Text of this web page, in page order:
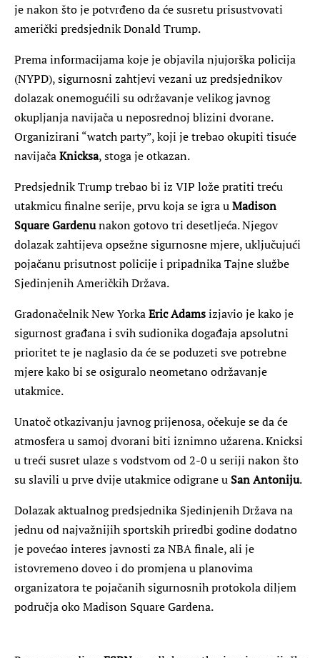
je nakon što je potvrđeno da će susretu prisustvovati
američki predsjednik Donald Trump.
Prema informacijama koje je objavila njujorška policija
(NYPD), sigurnosni zahtjevi vezani uz predsjednikov
dolazak onemogućili su održavanje velikog javnog
okupljanja navijača u neposrednoj blizini dvorane.
Organizirani “watch party”, koji je trebao okupiti tisuće
navijačaKnicksa, stoga je otkazan.
Predsjednik Trump trebao bi iz VIP lože pratiti treću
utakmicu finalne serije, prvu koja se igra uMadison
Square Gardenunakon gotovo tri desetljeća. Njegov
dolazak zahtijeva opsežne sigurnosne mjere, uključujući
pojačanu prisutnost policije i pripadnika Tajne službe
Sjedinjenih Američkih Država.
Gradonačelnik New YorkaEric Adamsizjavio je kako je
sigurnost građana i svih sudionika događaja apsolutni
prioritet te je naglasio da će se poduzeti sve potrebne
mjere kako bi se osiguralo neometano održavanje
utakmice.
Unatoč otkazivanju javnog prijenosa, očekuje se da će
atmosfera u samoj dvorani biti iznimno užarena. Knicksi
u treći susret ulaze s vodstvom od 2-0 u seriji nakon što
su slavili u prve dvije utakmice odigrane u San Antoniju.
Dolazak aktualnog predsjednika Sjedinjenih Država na
jednu od najvažnijih sportskih priredbi godine dodatno
je povećao interes javnosti za NBA finale, ali je
istovremeno doveo i do promjena u planovima
organizatora te pojačanih sigurnosnih protokola diljem
područja oko Madison Square Gardena.